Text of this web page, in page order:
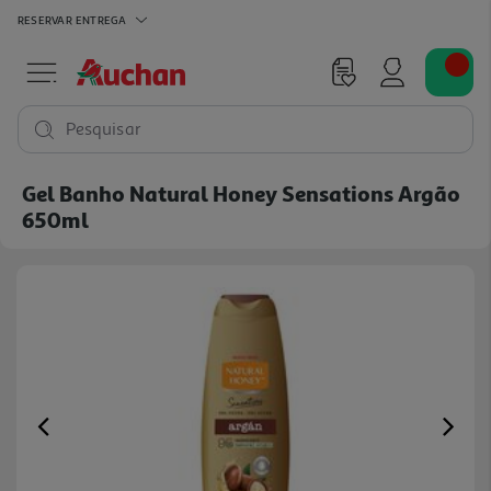
RESERVAR ENTREGA
Pesquisar
Gel Banho Natural Honey Sensations Argão
650ml
Previous